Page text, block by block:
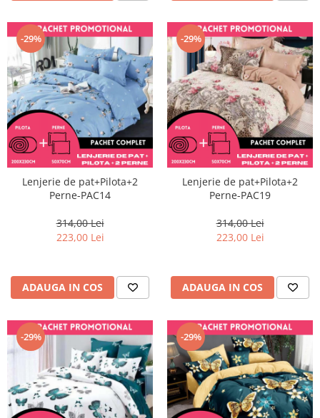
-29%
Lenjerie de pat+Pilota+2
Perne-PAC14
314,00 Lei
223,00 Lei
ADAUGA IN COS
-29%
Lenjerie de pat+Pilota+2
Perne-PAC19
314,00 Lei
223,00 Lei
ADAUGA IN COS
-29% -29%